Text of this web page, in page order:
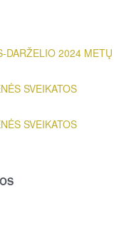
DARŽELIO 2024 METŲ
SVEIKATOS
SVEIKATOS